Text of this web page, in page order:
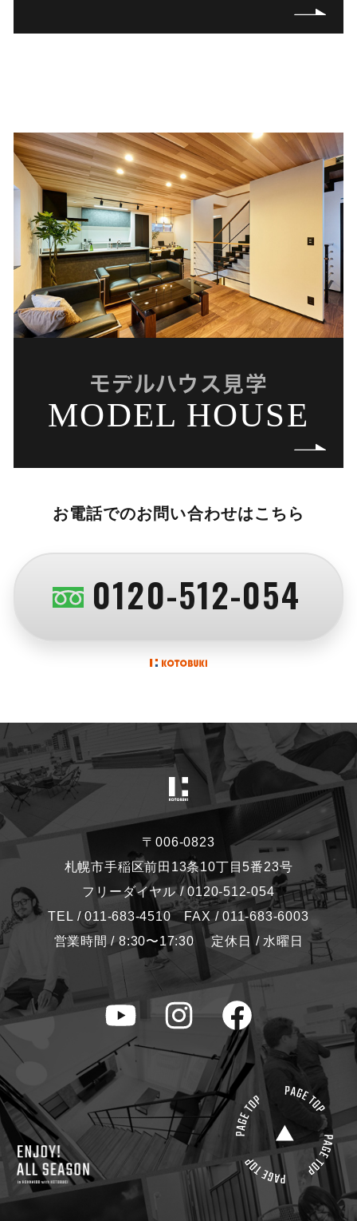
モデルハウス見学
MODEL HOUSE
お電話でのお問い合わせはこちら
0120-512-054
〒006-0823
札幌市手稲区前田13条10丁目5番23号
フリーダイヤル / 0120-512-054
TEL / 011-683-4510 FAX / 011-683-6003
営業時間 / 8:30〜17:30 定休日 / 水曜日